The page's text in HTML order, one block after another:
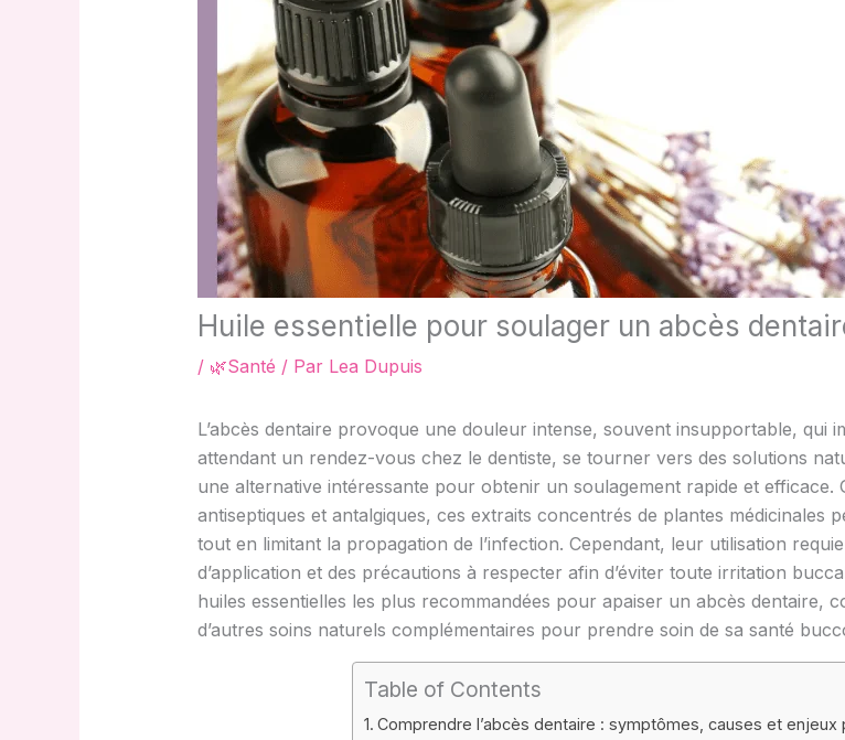
Huile essentielle pour soulager un abcès
/ 🌿Santé / Par Lea Dupuis
L’abcès dentaire provoque une douleur intense, souvent insupportable, qui
attendant un rendez-vous chez le dentiste, se tourner vers des solutions
une alternative intéressante pour obtenir un soulagement rapide et
antiseptiques et antalgiques, ces extraits concentrés de plantes
tout en limitant la propagation de l’infection. Cependant, leur utilisation
d’application et des précautions à respecter afin d’éviter toute irritation
huiles essentielles les plus recommandées pour apaiser un abcès dentaire,
d’autres soins naturels complémentaires pour prendre soin de sa santé
Table of Contents
Comprendre l’abcès dentaire : symptômes, causes et